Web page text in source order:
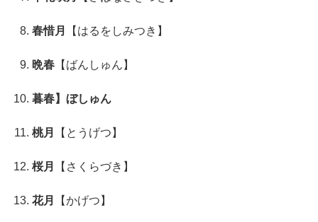
春惜月 【はるをしみつき】
晩春 【ばんしゅん】
暮春】ぼしゅん
桃月 【とうげつ】
桜月 【さくらづき】
花月 【かげつ】